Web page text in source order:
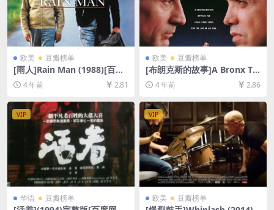
欧美 豆瓣榜单
[雨人]Rain Man (1988)[百度
网盘+迅雷云盘资源1080P超
清未删减][MP4/8.7GB][中英
字幕]
4 年前 2.81
欧美 豆瓣榜单
[布朗克斯的故事]A Bronx Tal
e (1993)[百度网盘+迅雷云盘
资源1080P超清未删减][MP4/
7GB][中英字幕]
4 年前 2.86
VIP
华语 豆瓣榜单
VIP
欧美 豆瓣榜单